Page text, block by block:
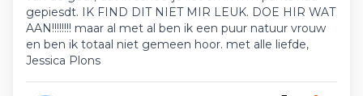
gepiesdt. IK FIND DIT NIET MIR LEUK. DOE HIR WAT
AAN!!!!!!!! maar al met al ben ik een puur natuur vrouw
en ben ik totaal niet gemeen hoor. met alle liefde,
Jessica Plons